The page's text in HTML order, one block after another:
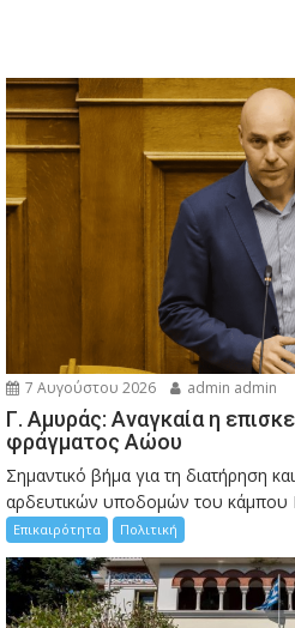
7 Αυγούστου 2026 admin admin
Γ. Αμυράς: Αναγκαία η
φράγματος Αώου
Σημαντικό βήμα για τη διατήρηση
αρδευτικών υποδομών του κάμπου
Επικαιρότητα Πολιτική